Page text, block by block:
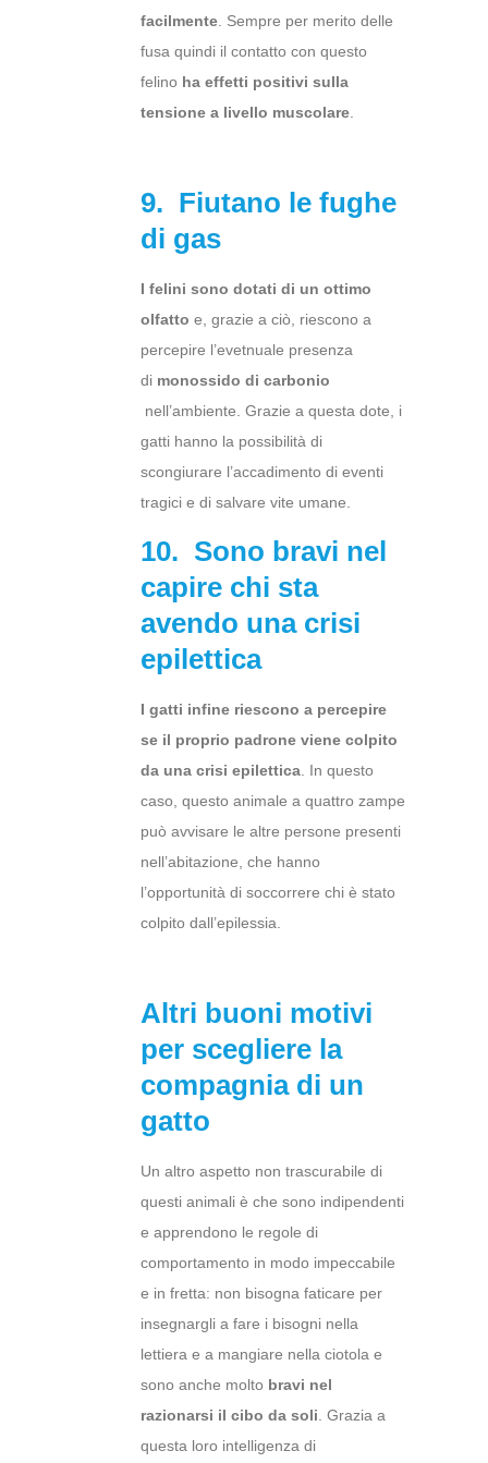
facilmente . Sempre per merito delle
fusa quindi il contatto con questo
felino ha effetti positivi sulla
tensione a livello muscolare
9. Fiutano le fughe
di gas
I felini sono dotati di un ottimo
olfatto e, grazie a ciò, riescono a
percepire l’evetnuale presenza
di monossido di carbonio
nell’ambiente. Grazie a questa dote, i
gatti hanno la possibilità di
scongiurare l’accadimento di eventi
tragici e di salvare vite umane.
10. Sono bravi nel
capire chi sta
avendo una crisi
epilettica
I gatti infine riescono a percepire
se il proprio padrone viene colpito
da una crisi epilettica . In questo
caso, questo animale a quattro zampe
può avvisare le altre persone presenti
nell’abitazione, che hanno
l’opportunità di soccorrere chi è stato
colpito dall’epilessia.
Altri buoni motivi
per scegliere la
compagnia di un
gatto
Un altro aspetto non trascurabile di
questi animali è che sono indipendenti
e apprendono le regole di
comportamento in modo impeccabile
e in fretta: non bisogna faticare per
insegnargli a fare i bisogni nella
lettiera e a mangiare nella ciotola e
sono anche molto bravi nel
razionarsi il cibo da soli . Grazia a
questa loro intelligenza di